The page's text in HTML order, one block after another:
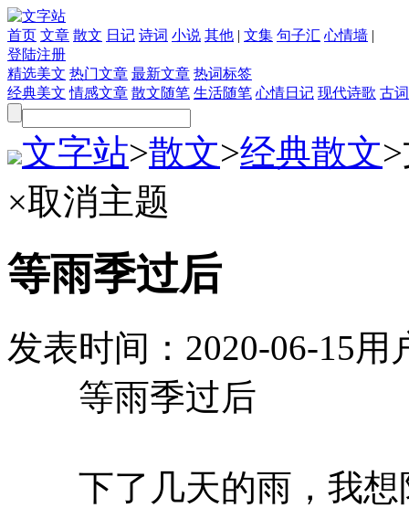
首页 文章 散文 日记 诗词 小说 其他 | 文集 句子汇 心情墙 |
登陆注册
精选美文 热门文章 最新文章 热词标签
经典美文 情感文章 散文随笔 生活随笔 心情日记 现代诗歌 古
文字站>散文>经典散文>
×取消主题
等雨季过后
发表时间： 2020-06-15用
等雨季过后
下了几天的雨，我想